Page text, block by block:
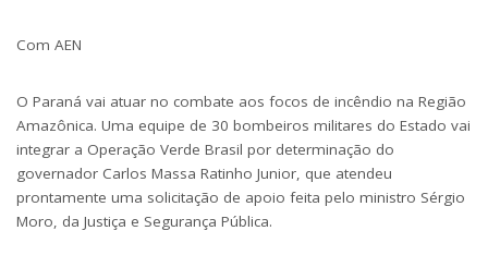
Com AEN
O Paraná vai atuar no combate aos focos de incêndio na Região
Amazônica. Uma equipe de 30 bombeiros militares do Estado vai
integrar a Operação Verde Brasil por determinação do
governador Carlos Massa Ratinho Junior, que atendeu
prontamente uma solicitação de apoio feita pelo ministro Sérgio
Moro, da Justiça e Segurança Pública.